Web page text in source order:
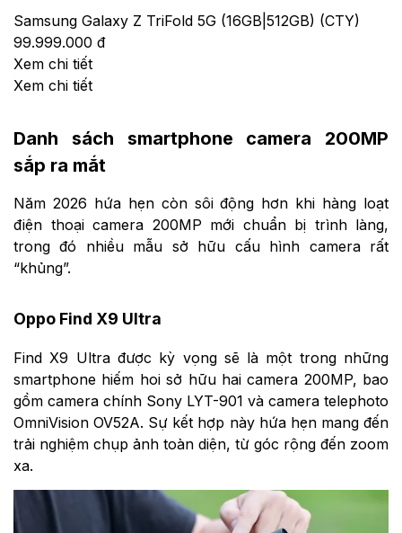
Samsung Galaxy Z TriFold 5G (16GB|512GB) (CTY)
99.999.000 đ
Xem chi tiết
Xem chi tiết
Danh sách smartphone camera 200MP
sắp ra mắt
Năm 2026 hứa hẹn còn sôi động hơn khi hàng loạt
điện thoại camera 200MP mới chuẩn bị trình làng,
trong đó nhiều mẫu sở hữu cấu hình camera rất
“khủng”.
Oppo Find X9 Ultra
Find X9 Ultra được kỳ vọng sẽ là một trong những
smartphone hiếm hoi sở hữu hai camera 200MP, bao
gồm camera chính Sony LYT-901 và camera telephoto
OmniVision OV52A. Sự kết hợp này hứa hẹn mang đến
trải nghiệm chụp ảnh toàn diện, từ góc rộng đến zoom
xa.